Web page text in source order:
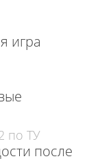
игра
по ТУ
после